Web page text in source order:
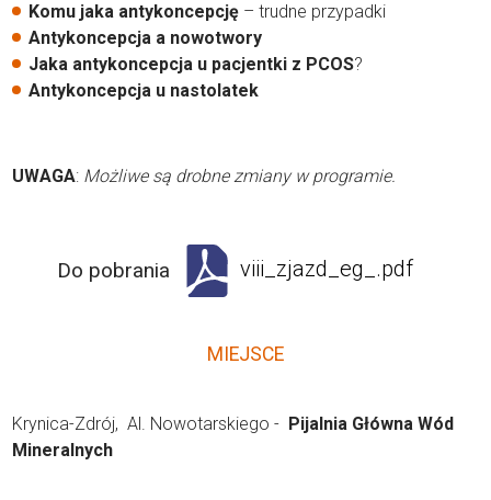
Komu jaka antykoncepcję – trudne przypadki
Antykoncepcja a nowotwory
Jaka antykoncepcja u pacjentki z PCOS?
Antykoncepcja u nastolatek
UWAGA: Możliwe są drobne zmiany w programie.
Do pobrania viii_zjazd_eg_.pdf
MIEJSCE
Krynica-Zdrój, Al. Nowotarskiego - Pijalnia Główna Wód
Mineralnych